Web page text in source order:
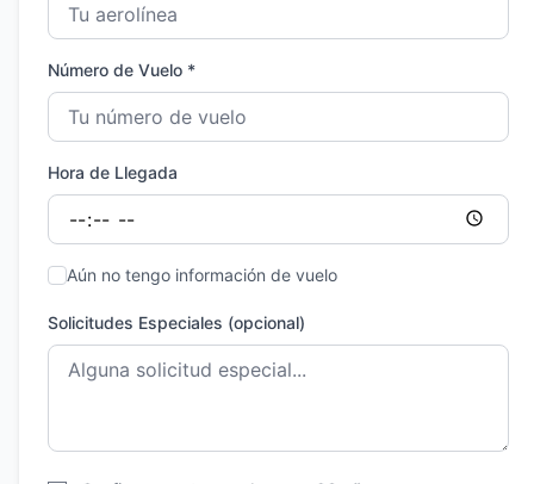
Número de Vuelo *
Hora de Llegada
Aún no tengo información de vuelo
Solicitudes Especiales (opcional)